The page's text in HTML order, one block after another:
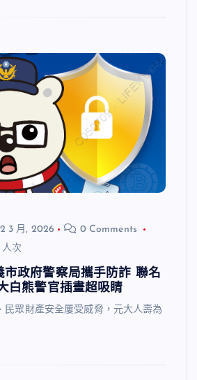
2 3 月, 2026
0 Comments
次
市政府警察局攜手防詐 聯名
白熊警官插畫超吸睛
民眾財產安全屢受威脅，元大人壽為